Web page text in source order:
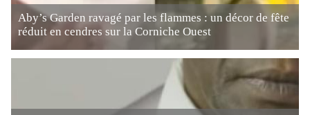
Aby’s Garden ravagé par les flammes : un décor de fête
réduit en cendres sur la Corniche Ouest